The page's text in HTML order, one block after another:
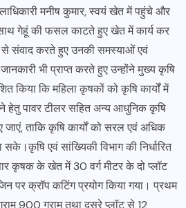
मनीष कुमार, स्वयं खेत में पहुंचे और
गेहूं की फसल काटते हुए खेत में कार्य कर
से संवाद करते हुए उनकी समस्याओं एवं
भी प्राप्त करते हुए उन्होंने मुख्य कृषि
किया कि महिला कृषकों को कृषि कार्यों में
हेतु पावर टीलर सहित अन्य आधुनिक कृषि
ताकि कृषि कार्यों को सरल एवं अधिक
सके।कृषि एवं सांख्यिकी विभाग की निर्धारित
कृषक के खेत में 30 वर्ग मीटर के दो प्लॉट
पर क्रॉप कटिंग प्रयोग किया गया। प्रथम
900 ग्राम तथा दूसरे प्लॉट से 12